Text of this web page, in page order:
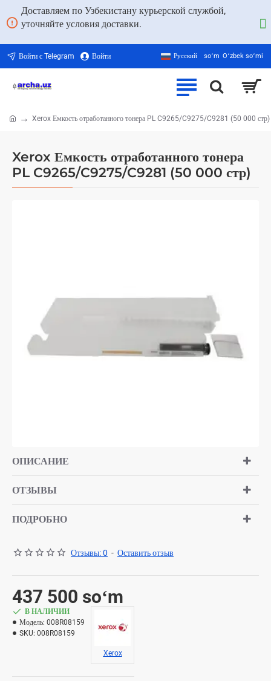
Доставляем по Узбекистану курьерской службой,
уточняйте условия доставки.
Войти с Telegram Войти Русский soʻm Oʻzbek soʻmi
Xerox Емкость отработанного тонера
PL C9265/C9275/C9281 (50 000 стр)
Xerox Емкость отработанного тонера PL C9265/C9275/C9281 (50 000 стр)
ТОП БРЕНД
ОПИСАНИЕ
ОТЗЫВЫ
ПОДРОБНО
Отзывы: 0 - Оставить отзыв
437 500 soʻm
В НАЛИЧИИ
Модель: 008R08159
SKU: 008R08159
Xerox